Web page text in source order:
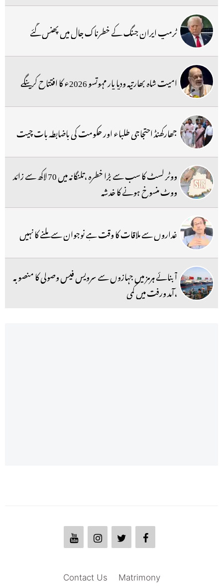
ٹرمپ ایران جنگ کے خطرناک جال میں پھنس گئے
امیت شاہ بھارتیہ ودیا پار مہوتسو 2026ء کا افتتاح کرینگے
جھارکھنڈ احتجاجی طلباء اور حکومت کی باضابطہ بات چیت
ووٹر لسٹ کا سب سے بڑا خطرہ ،تلنگانہ میں 70 لاکھ سے زائد
ووٹ منسوخ ہونے کا خدشہ
غداروں سے ملاقات کا وقت ہے نوجوان سے ملنے کا نہیں
آبنائے ہرمز میں جہازوں سے سرویس فیس وصولی کا منصوبہ
،آمد ورفت میں کمی
Matrimony
Contact Us